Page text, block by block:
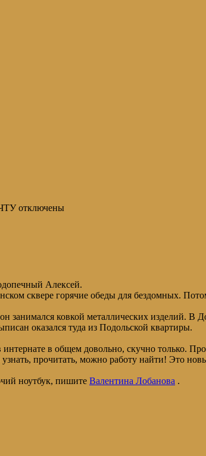
отключены
Алексей.
сквере горячие обеды для бездомных.
занимался ковкой металлических изделий. В
оказался туда из Подольской квартиры.
в общем довольно, скучно только.
прочитать, можно работу найти! Это
ноутбук, пишите Валентина Лобанова .